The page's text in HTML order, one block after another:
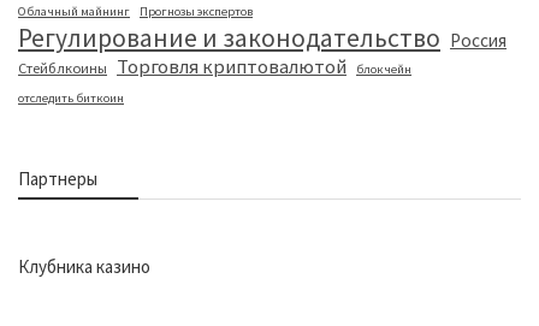
Облачный майнинг Прогнозы экспертов
Регулирование и законодательство Россия
Стейблкоины Торговля криптовалютой
блокчейн
отследить биткоин
Партнеры
Клубника казино